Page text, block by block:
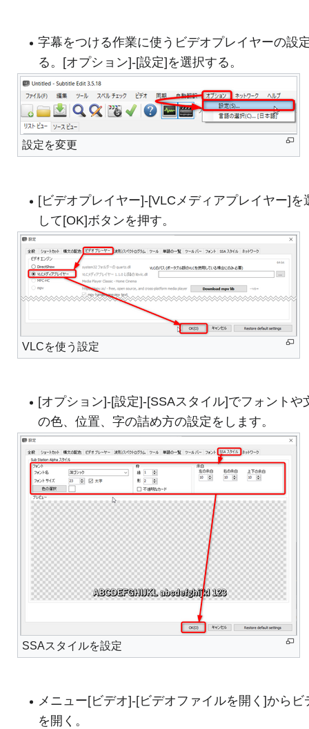
字幕をつける作業に使うビデオプレイヤーの設
る。[オプション]-[設定]を選択する。
設定を変更
[ビデオプレイヤー]-[VLCメディアプレイヤー]を
して[OK]ボタンを押す。
VLCを使う設定
[オプション]-[設定]-[SSAスタイル]でフォントや
の色、位置、字の詰め方の設定をします。
SSAスタイルを設定
メニュー[ビデオ]-[ビデオファイルを開く]からビ
を開く。